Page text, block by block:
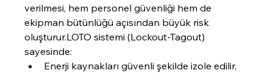
verilmesi, hem personel güvenliği hem de
ekipman bütünlüğü açısından büyük risk
oluşturur.LOTO sistemi (Lockout-Tagout)
sayesinde:
Enerji kaynakları güvenli şekilde izole edilir,